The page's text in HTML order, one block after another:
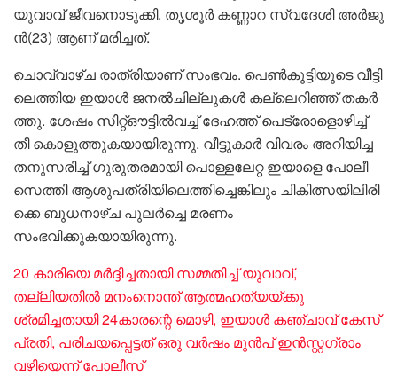
യു​വാ​വ് ജീ​വ​നൊ​ടു​ക്കി. തൃ​ശൂ​ർ ക​ണ്ണാ​റ സ്വ​ദേ​ശി അ​ർ​ജു​
ൻ(23) ആ​ണ് മ​രി​ച്ച​ത്.
ചൊ​വ്വാ​ഴ്ച രാ​ത്രി​യാ​ണ് സം​ഭ​വം. പെ​ൺ​കു​ട്ടി​യു​ടെ വീ​ട്ടി​
ലെ​ത്തി​യ ഇ​യാ​ൾ ജ​ന​ൽ​ചി​ല്ലു​ക​ൾ ക​ല്ലെ​റി​ഞ്ഞ് ത​ക​ർ​
ത്തു. ശേ​ഷം സി​റ്റ്ഔ​ട്ടി​ൽ​വ​ച്ച് ദേ​ഹ​ത്ത് പെ​ട്രോ​ളൊ​ഴി​ച്ച്
തീ ​കൊ​ളു​ത്തു​ക​യാ​യി​രു​ന്നു. വീ​ട്ടു​കാ​ർ വി​വ​രം അ​റി​യി​ച്ച​
ത​നു​സ​രി​ച്ച് ഗു​രു​ത​ര​മാ​യി പൊ​ള്ള​ലേ​റ്റ ഇ​യാ​ളെ പോ​ലീ​
സെ​ത്തി ആ​ശു​പ​ത്രി​യി​ലെ​ത്തി​ച്ചെങ്കിലും ചി​കി​ത്സ​യി​ലി​രി​
ക്കെ ബുധനാഴ്ച പു​ല​ർ​ച്ചെ മ​ര​ണം
സംഭവിക്കുകയായിരുന്നു.
20 കാരിയെ മർദ്ദിച്ചതായി സമ്മതിച്ച് യുവാവ്,
തല്ലിയതിൽ മനംനൊന്ത് ആത്മഹത്യയ്ക്കു
ശ്രമിച്ചതായി 24കാരന്റെ മൊഴി, ഇയാൾ കഞ്ചാവ് കേസ്
പ്രതി, പരിചയപ്പെട്ടത് ഒരു വർഷം മുൻപ് ഇൻസ്റ്റ​ഗ്രാം
വഴിയെന്ന് പോലീസ്